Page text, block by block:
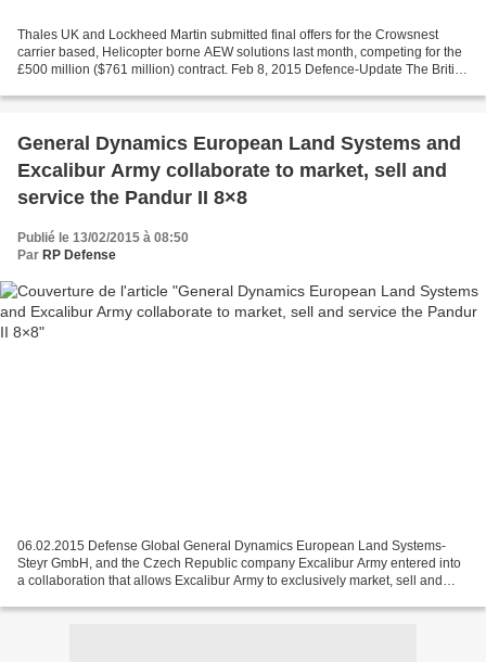
Thales UK and Lockheed Martin submitted final offers for the Crowsnest
carrier based, Helicopter borne AEW solutions last month, competing for the
£500 million ($761 million) contract. Feb 8, 2015 Defence-Update The British
General Dynamics European Land Systems and
Excalibur Army collaborate to market, sell and
service the Pandur II 8×8
Publié le 13/02/2015 à 08:50
Par RP Defense
06.02.2015 Defense Global General Dynamics European Land Systems-
Steyr GmbH, and the Czech Republic company Excalibur Army entered into
a collaboration that allows Excalibur Army to exclusively market, sell and